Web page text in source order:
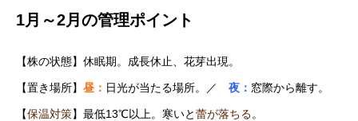
1月～2月の管理ポイント
【株の状態】休眠期。成長休止、花芽出現。
【置き場所】 昼： 日光が当たる場所。／ 夜： 窓際から離す。
【保温対策】最低13℃以上。寒いと蕾が落ちる。